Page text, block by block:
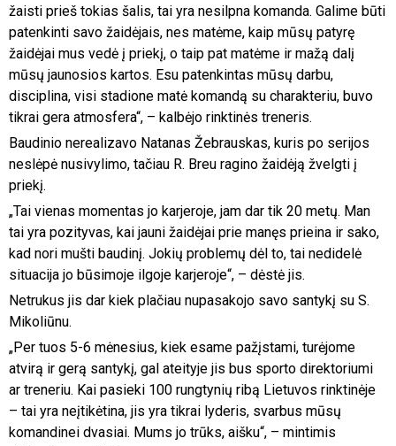
žaisti prieš tokias šalis, tai yra nesilpna komanda. Galime būti
patenkinti savo žaidėjais, nes matėme, kaip mūsų patyrę
žaidėjai mus vedė į priekį, o taip pat matėme ir mažą dalį
mūsų jaunosios kartos. Esu patenkintas mūsų darbu,
disciplina, visi stadione matė komandą su charakteriu, buvo
tikrai gera atmosfera“, – kalbėjo rinktinės treneris.
Baudinio nerealizavo Natanas Žebrauskas, kuris po serijos
neslėpė nusivylimo, tačiau R. Breu ragino žaidėją žvelgti į
priekį.
„Tai vienas momentas jo karjeroje, jam dar tik 20 metų. Man
tai yra pozityvas, kai jauni žaidėjai prie manęs prieina ir sako,
kad nori mušti baudinį. Jokių problemų dėl to, tai nedidelė
situacija jo būsimoje ilgoje karjeroje“, – dėstė jis.
Netrukus jis dar kiek plačiau nupasakojo savo santykį su S.
Mikoliūnu.
„Per tuos 5-6 mėnesius, kiek esame pažįstami, turėjome
atvirą ir gerą santykį, gal ateityje jis bus sporto direktoriumi
ar treneriu. Kai pasieki 100 rungtynių ribą Lietuvos rinktinėje
– tai yra neįtikėtina, jis yra tikrai lyderis, svarbus mūsų
komandinei dvasiai. Mums jo trūks, aišku“, – mintimis